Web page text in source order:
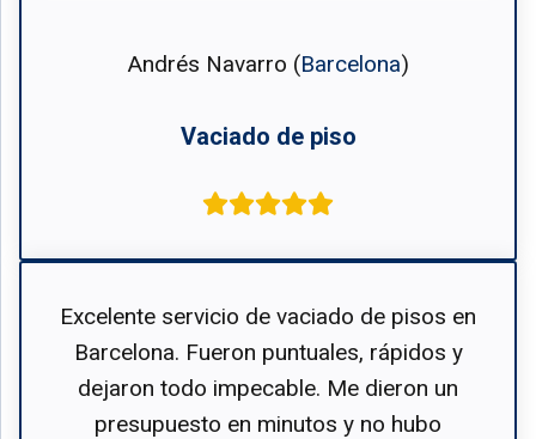
Andrés Navarro (Barcelona)
Vaciado de piso
Excelente servicio de vaciado de pisos en
Barcelona. Fueron puntuales, rápidos y
dejaron todo impecable. Me dieron un
presupuesto en minutos y no hubo